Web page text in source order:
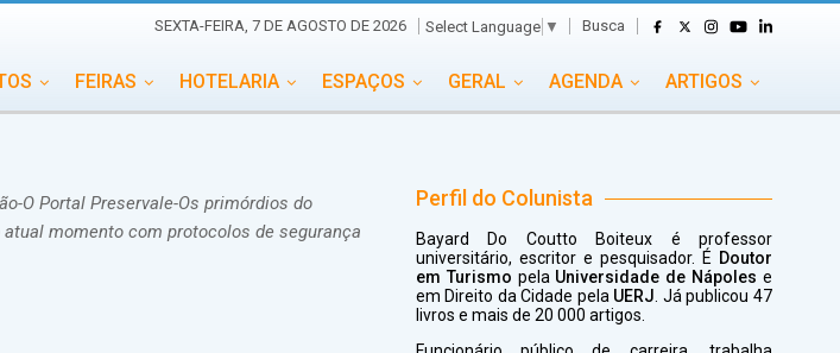
SEXTA-FEIRA, 7 DE AGOSTO DE 2026 Select Language ▼ Busca
FEIRAS HOTELARIA ESPAÇOS GERAL AGENDA ARTIGOS
DE EVENTOS PERSONALIDADE PORTAL EVENTOS TV TRANSPORTES
TURISMO VAI E VEM
O Portal Preservale-Os primórdios do
momento com protocolos de segurança
Perfil do Colunista
Bayard Do Coutto Boiteux é professor
universitário, escritor e pesquisador. É Doutor
em Turismo pela Universidade de Nápoles e
em Direito da Cidade pela UERJ . Já publicou 47
livros e mais de 20 000 artigos.